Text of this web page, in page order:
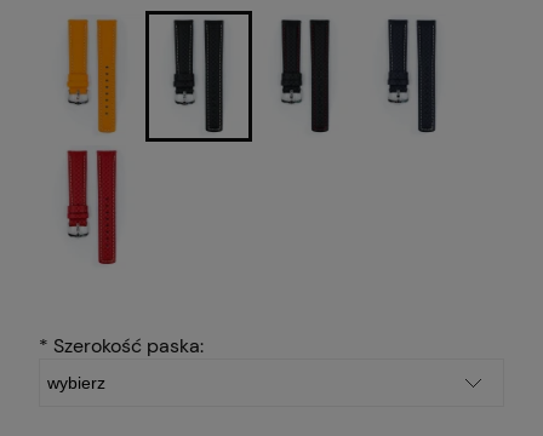
* Szerokość paska: